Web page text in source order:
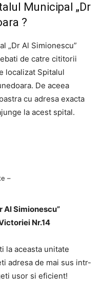
Municipal „Dr
?
„Dr Al Simionescu”
de catre cititorii
localizat Spitalul
De aceea
cu adresa exacta
la acest spital.
–
Al Simionescu”
Nr.14
la aceasta unitate
adresa de mai sus intr-
usor si eficient!